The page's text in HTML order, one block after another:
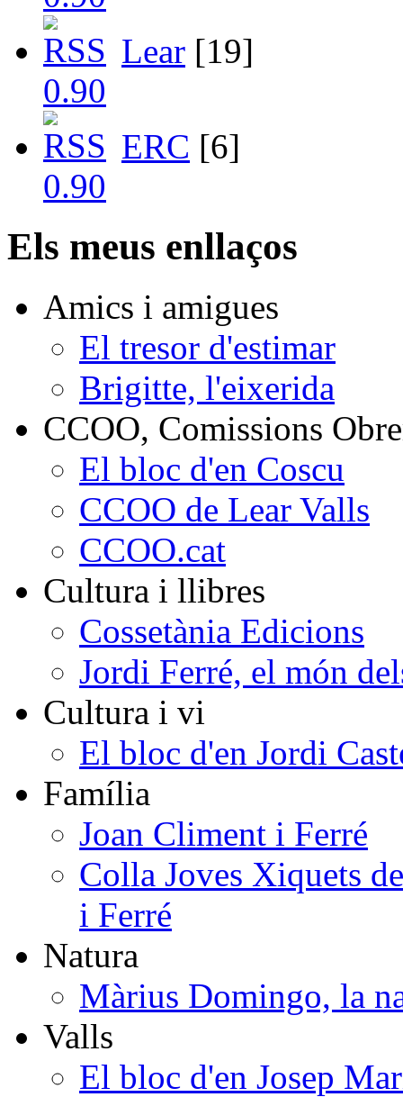
Lear [19]
ERC [6]
Els meus enllaços
Amics i amigues
El tresor d'estimar
Brigitte, l'eixerida
CCOO, Comissions
El bloc d'en Coscu
CCOO de Lear Valls
CCOO.cat
Cultura i llibres
Cossetània Edicions
Jordi Ferré, el món
Cultura i vi
El bloc d'en Jordi
Família
Joan Climent i Ferré
Colla Joves Xiquets
i Ferré
Natura
Màrius Domingo, la
Valls
El bloc d'en Josep